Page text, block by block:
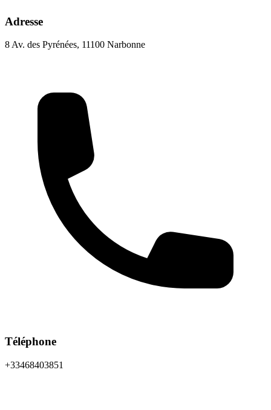
Adresse
8 Av. des Pyrénées, 11100 Narbonne
Téléphone
+33468403851